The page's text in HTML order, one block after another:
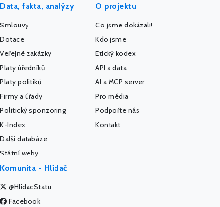
Data, fakta, analýzy
Smlouvy
Dotace
Veřejné zakázky
Platy úředníků
Platy politiků
Firmy a úřady
Politický sponzoring
K-Index
Další databáze
Státní weby
O projektu
Co jsme dokázali!
Kdo jsme
Etický kodex
API a data
AI a MCP server
Pro média
Podpořte nás
Kontakt
Komunita - Hlídač
@HlidacStatu
Facebook